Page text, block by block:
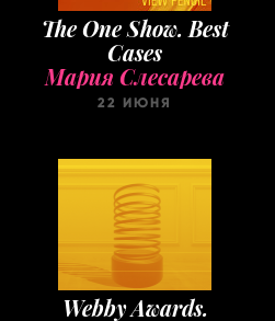
The One Show. Best
Cases
Мария Слесарева
22 ИЮНЯ
Webby Awards.